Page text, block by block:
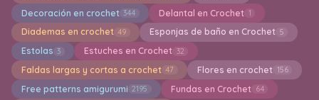
Decoración en crochet 344 Delantal en Crochet 1
Diademas en crochet 49 Esponjas de baño en Crochet 5
Estolas 3 Estuches en Crochet 32
Faldas largas y cortas a crochet 47 Flores en crochet 156
Free patterns amigurumi 2195 Fundas en Crochet 64